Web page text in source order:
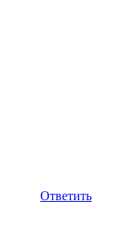
Ответить